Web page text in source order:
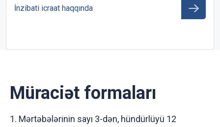
İnzibati icraat haqqında
Müraciət formaları
1. Mərtəbələrinin sayı 3-dən, hündürlüyü 12